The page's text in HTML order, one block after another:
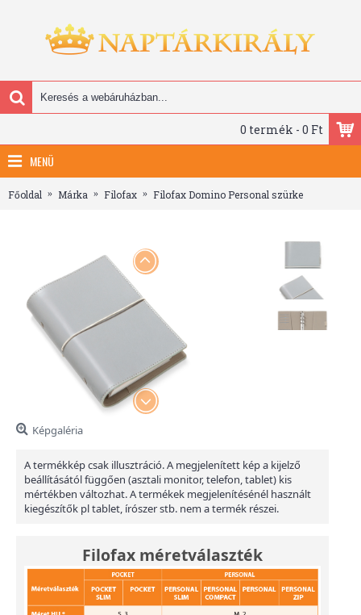
0 termék - 0 Ft
MENÜ
Főoldal Márka Filofax Filofax Domino Personal szürke
Képgaléria
A termékkép csak illusztráció. A megjelenített kép a kijelző
beállításától függően (asztali monitor, telefon, tablet) kis
mértékben változhat. A termékek megjelenítésénél használt
kiegészítők pl tablet, írószer stb. nem a termék részei.
Filofax méretválaszték